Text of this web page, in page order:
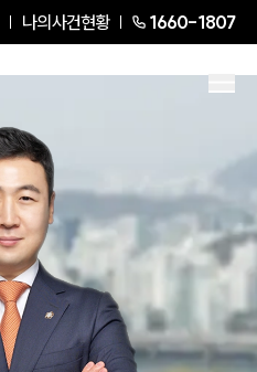
나의사건현황 1660-1807